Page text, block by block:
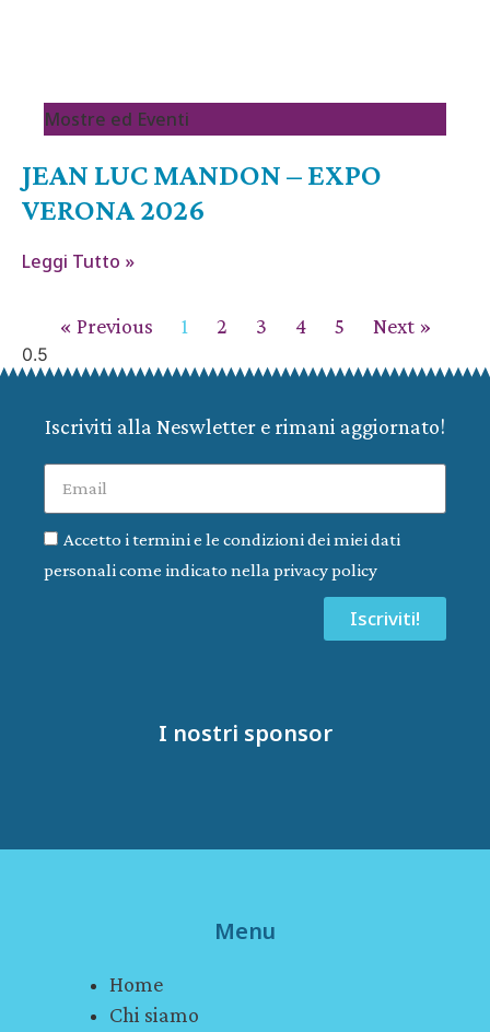
Mostre ed Eventi
JEAN LUC MANDON – EXPO
VERONA 2026
Leggi Tutto »
« Previous 1 2 3 4 5 Next »
Menu
Home
Chi siamo
Iscriviti alla Neswletter e rimani aggiornato!
Accetto i termini e le condizioni dei miei dati
personali come indicato nella privacy policy
Iscriviti!
I nostri sponsor